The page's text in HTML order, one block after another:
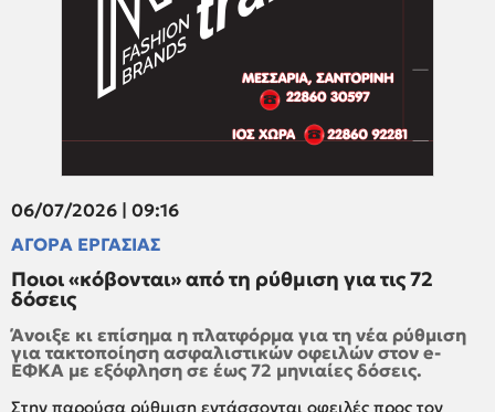
06/07/2026 | 09:16
ΑΓΟΡΑ ΕΡΓΑΣΙΑΣ
Ποιοι «κόβονται» από τη ρύθμιση για τις 72
δόσεις
Άνοιξε κι επίσημα η πλατφόρμα για τη νέα ρύθμιση
για τακτοποίηση ασφαλιστικών οφειλών στον e-
ΕΦΚΑ με εξόφληση σε έως 72 μηνιαίες δόσεις.
Στην παρούσα ρύθμιση εντάσσονται οφειλές προς τον